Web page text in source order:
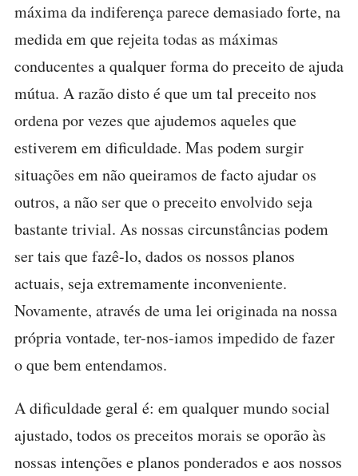
máxima da indiferença parece demasiado forte, na
medida em que rejeita todas as máximas
conducentes a qualquer forma do preceito de ajuda
mútua. A razão disto é que um tal preceito nos
ordena por vezes que ajudemos aqueles que
estiverem em dificuldade. Mas podem surgir
situações em não queiramos de facto ajudar os
outros, a não ser que o preceito envolvido seja
bastante trivial. As nossas circunstâncias podem
ser tais que fazê-lo, dados os nossos planos
actuais, seja extremamente inconveniente.
Novamente, através de uma lei originada na nossa
própria vontade, ter-nos-iamos impedido de fazer
o que bem entendamos.
A dificuldade geral é: em qualquer mundo social
ajustado, todos os preceitos morais se oporão às
nossas intenções e planos ponderados e aos nossos